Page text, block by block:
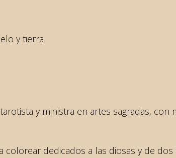
y tierra
y ministra en artes sagradas,
colorear dedicados a las diosas y de